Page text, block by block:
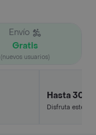
Envío
Gratis
(nuevos usuarios)
Hasta 30%
Disfruta este